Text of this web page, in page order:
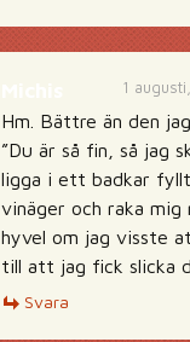
1
Hm. Bättre än den
”Du är så fin, så jag
ligga i ett badkar
vinäger och raka mig
hyvel om jag visste
till att jag fick slicka
Svara